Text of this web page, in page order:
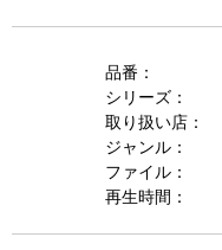
品番：
シリーズ：
取り扱い店：
ジャンル：
ファイル：
再生時間：